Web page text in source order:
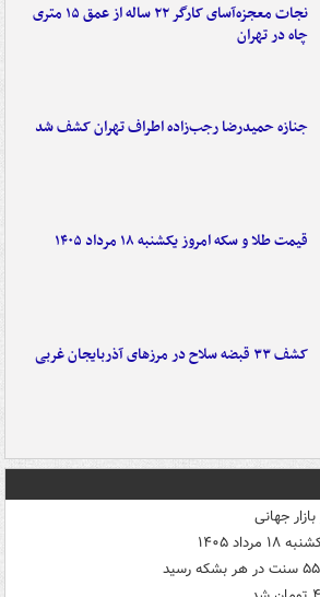
نجات معجزه‌آسای کارگر ۲۲ ساله از عمق ۱۵ متری
چاه در تهران
جنازه حمیدرضا رجب‌زاده اطراف تهران کشف شد
قیمت طلا و سکه امروز یکشنبه ۱۸ مرداد ۱۴۰۵
کشف ۳۳ قبضه سلاح در مرزهای آذربایجان غربی
جهانی
۱۴۰۵